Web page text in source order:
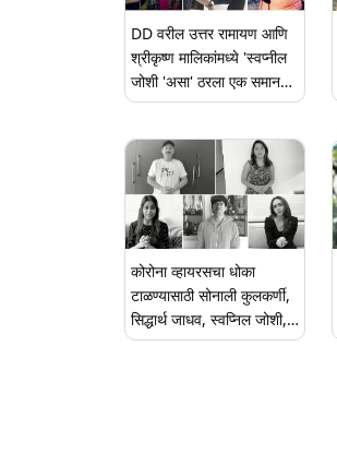
DD वरील उत्तर रामायण आणि
श्रीकृष्ण मालिकांमध्ये 'स्वप्नील
जोशी 'असा' ठरला एक समान
धागा
कोरोना व्हायरसचा धोका
टाळण्यासाठी सोनाली कुलकर्णी,
सिद्धार्थ जाधव, स्वप्निल जोशी,
अमृता खानविलकर यांच्यासह